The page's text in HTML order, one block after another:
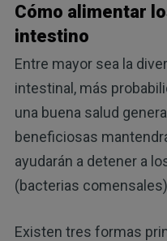
Cómo alimentar
intestino
Entre mayor sea la
intestinal, más
una buena salud
beneficiosas
ayudarán a detener a
(bacterias
Existen tres formas